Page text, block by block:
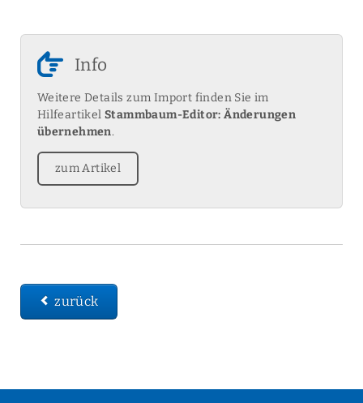
Info
Weitere Details zum Import finden Sie im
HilfeartikelStammbaum-Editor: Änderungen
übernehmen.
zum Artikel
zurück